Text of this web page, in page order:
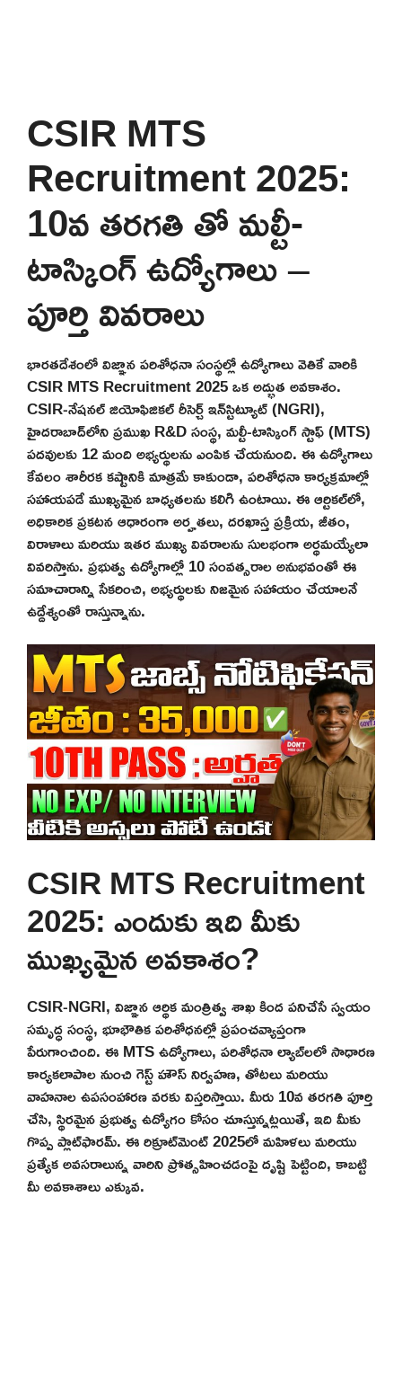
CSIR MTS
Recruitment 2025:
10వ తరగతి తో మల్టీ-
టాస్కింగ్ ఉద్యోగాలు –
పూర్తి వివరాలు
భారతదేశంలో విజ్ఞాన పరిశోధనా సంస్థల్లో ఉద్యోగాలు వెతికే వారికి
CSIR MTS Recruitment 2025 ఒక అద్భుత అవకాశం.
CSIR-నేషనల్ జియోఫిజికల్ రీసెర్చ్ ఇన్‌స్టిట్యూట్ (NGRI),
హైదరాబాద్‌లోని ప్రముఖ R&D సంస్థ, మల్టీ-టాస్కింగ్ స్టాఫ్ (MTS)
పదవులకు 12 మంది అభ్యర్థులను ఎంపిక చేయనుంది. ఈ ఉద్యోగాలు
కేవలం శారీరక కష్టానికి మాత్రమే కాకుండా, పరిశోధనా కార్యక్రమాల్లో
సహాయపడే ముఖ్యమైన బాధ్యతలను కలిగి ఉంటాయి. ఈ ఆర్టికల్‌లో,
అధికారిక ప్రకటన ఆధారంగా అర్హతలు, దరఖాస్త ప్రక్రియ, జీతం,
విరాళాలు మరియు ఇతర ముఖ్య వివరాలను సులభంగా అర్థమయ్యేలా
వివరిస్తాను. ప్రభుత్వ ఉద్యోగాల్లో 10 సంవత్సరాల అనుభవంతో ఈ
సమాచారాన్ని సేకరించి, అభ్యర్థులకు నిజమైన సహాయం చేయాలనే
ఉద్దేశ్యంతో రాస్తున్నాను.
CSIR MTS Recruitment
2025: ఎందుకు ఇది మీకు
ముఖ్యమైన అవకాశం?
CSIR-NGRI, విజ్ఞాన ఆర్థిక మంత్రిత్వ శాఖ కింద పనిచేసే స్వయం
సమృద్ధ సంస్థ, భూభౌతిక పరిశోధనల్లో ప్రపంచవ్యాప్తంగా
పేరుగాంచింది. ఈ MTS ఉద్యోగాలు, పరిశోధనా ల్యాబ్‌లలో సాధారణ
కార్యకలాపాల నుంచి గెస్ట్ హౌస్ నిర్వహణ, తోటలు మరియు
వాహనాల ఉపసంహారణ వరకు విస్తరిస్తాయి. మీరు 10వ తరగతి పూర్తి
చేసి, స్థిరమైన ప్రభుత్వ ఉద్యోగం కోసం చూస్తున్నట్లయితే, ఇది మీకు
గొప్ప ప్లాట్‌ఫారమ్. ఈ రిక్రూట్‌మెంట్ 2025లో మహిళలు మరియు
ప్రత్యేక అవసరాలున్న వారిని ప్రోత్సహించడంపై దృష్టి పెట్టింది, కాబట్టి
మీ అవకాశాలు ఎక్కువ.